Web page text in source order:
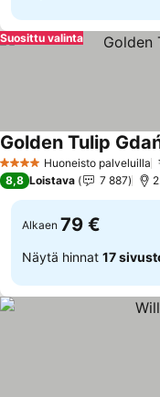
Suosittu valinta
4 TähtiluokitusHuoneisto palveluilla
Golden Tulip
8,8 Loistava 7 887
Alkaen 79 €
Näytä hinnat 17